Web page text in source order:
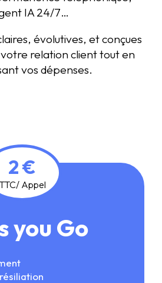
IA 24/7…
évolutives, et conçues
relation client tout en
vos dépenses.
2 €
TTC/ Appel
you Go